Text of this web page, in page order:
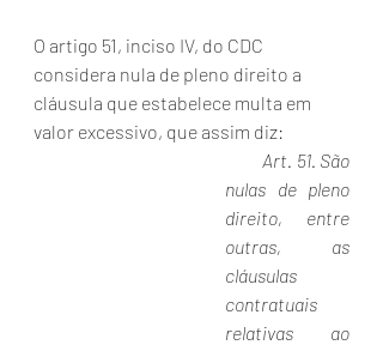
O artigo 51, inciso IV, do CDC
considera nula de pleno direito a
cláusula que estabelece multa em
valor excessivo, que assim diz:
nulas de pleno
direito, entre
outras, as
cláusulas
contratuais
relativas ao